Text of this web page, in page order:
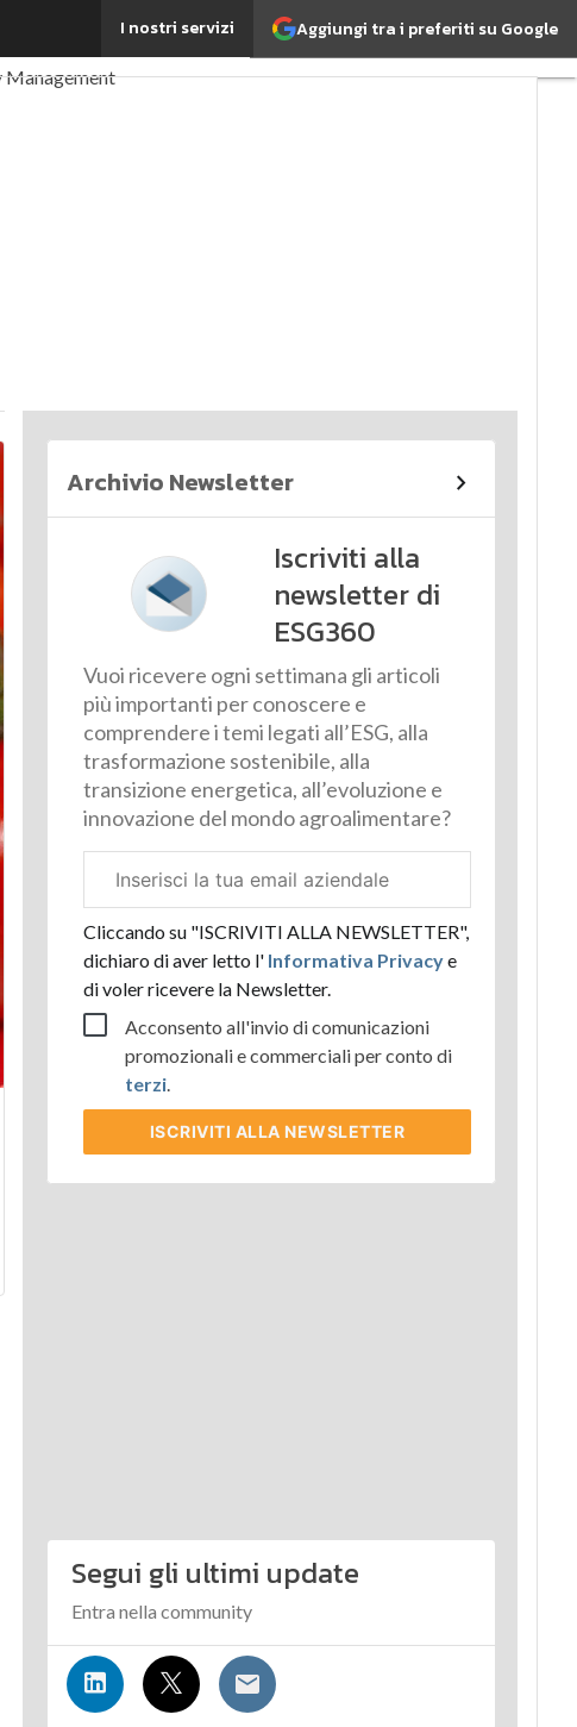
Aggiungi tra i preferiti su Google
I nostri servizi
perché è importante?
Management
Archivio Newsletter
Iscriviti alla
newsletter di
ESG360
Vuoi ricevere ogni settimana gli articoli
più importanti per conoscere e
comprendere i temi legati all’ESG, alla
trasformazione sostenibile, alla
transizione energetica, all’evoluzione e
innovazione del mondo agroalimentare?
aziendale
Cliccando su "ISCRIVITI ALLA NEWSLETTER",
dichiaro di aver letto l'Informativa Privacye
di voler ricevere la Newsletter.
Acconsento all'invio di comunicazioni
promozionali e commerciali per conto di
terzi.
ISCRIVITI ALLA NEWSLETTER
Segui gli ultimi update
Entra nella community